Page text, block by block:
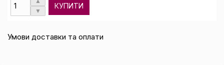
КУПИТИ
Умови доставки та оплати